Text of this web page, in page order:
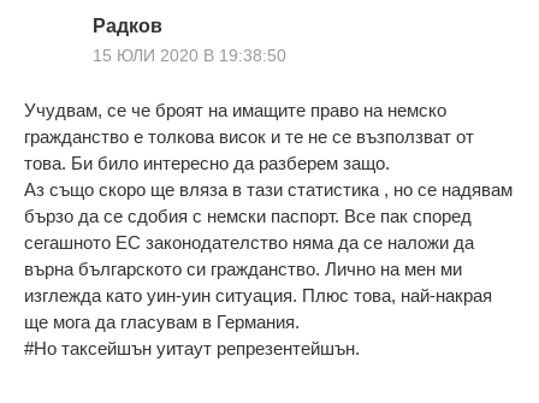
Радков
15 ЮЛИ 2020 В 19:38:50
Учудвам, се че броят на имащите право на немско
гражданство е толкова висок и те не се възползват от
това. Би било интересно да разберем защо.
Аз също скоро ще вляза в тази статистика , но се надявам
бързо да се сдобия с немски паспорт. Все пак според
сегашното ЕС законодателство няма да се наложи да
върна българското си гражданство. Лично на мен ми
изглежда като уин-уин ситуация. Плюс това, най-накрая
ще мога да гласувам в Германия.
#Но таксейшън уитаут репрезентейшън.